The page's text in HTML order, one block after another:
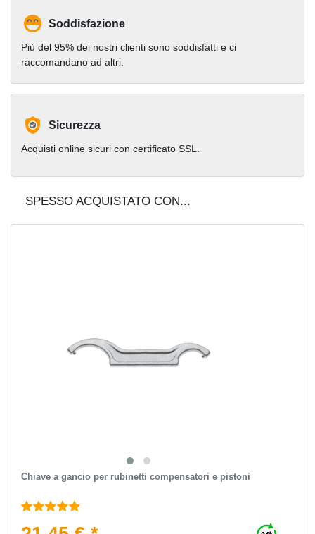
Soddisfazione
Più del 95% dei nostri clienti sono soddisfatti e ci
raccomandano ad altri.
Sicurezza
Acquisti online sicuri con certificato SSL.
SPESSO ACQUISTATO CON...
Chiave a gancio per rubinetti compensatori e pistoni